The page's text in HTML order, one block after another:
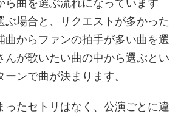
ぶ場合と、リクエストが多かった
曲からファンの拍手が多い曲を選
んが歌いたい曲の中から選ぶとい
ンで曲が決まります。
ったセトリはなく、公演ごとに違